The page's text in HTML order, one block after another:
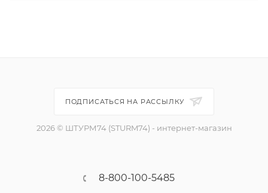
ПОДПИСАТЬСЯ НА РАССЫЛКУ
2026 © ШТУРМ74 (STURM74) - интернет-магазин
8-800-100-5485